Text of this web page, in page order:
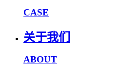
CASE
关于我们
ABOUT